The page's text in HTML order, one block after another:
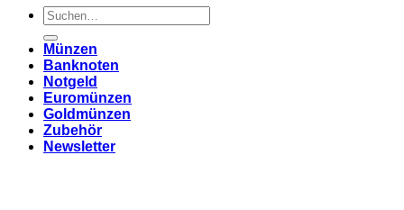
Suchen
nach:
Münzen
Banknoten
Notgeld
Euromünzen
Goldmünzen
Zubehör
Newsletter